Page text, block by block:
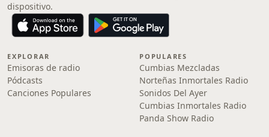
dispositivo.
EXPLORAR
Emisoras de radio
Pódcasts
Canciones Populares
POPULARES
Cumbias Mezcladas
Norteñas Inmortales Radio
Sonidos Del Ayer
Cumbias Inmortales Radio
Panda Show Radio